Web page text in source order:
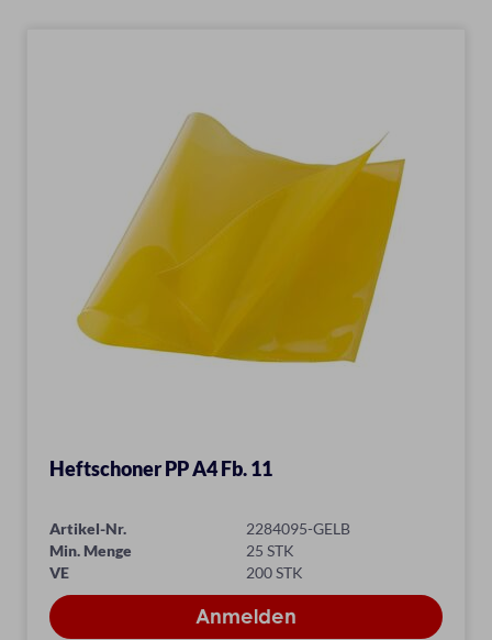
Heftschoner PP A4 Fb. 11
Artikel-Nr.
2284095-GELB
Min. Menge
25 STK
VE
200 STK